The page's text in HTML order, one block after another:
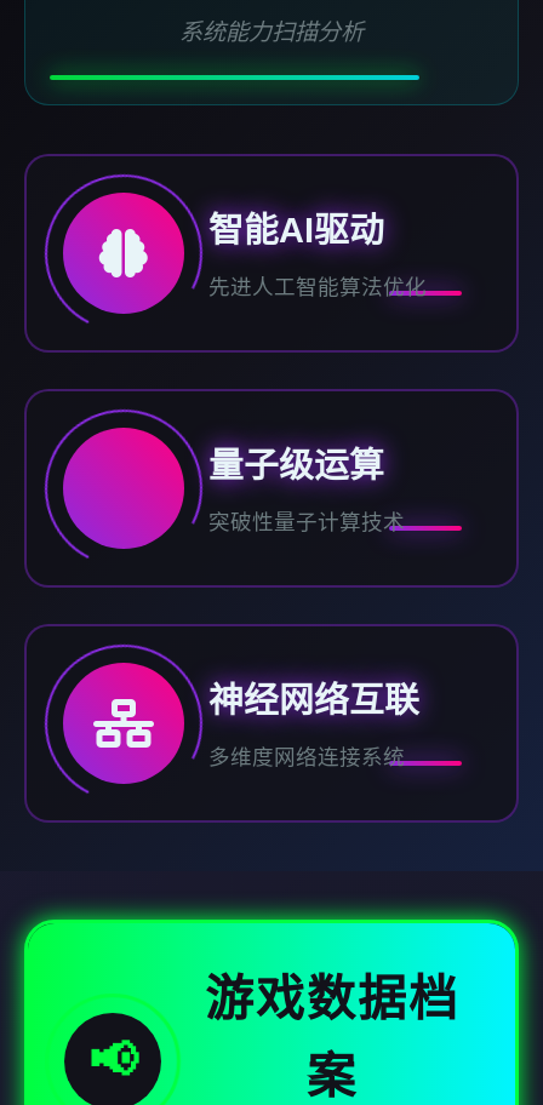
系统能力扫描分析
智能AI驱动
先进人工智能算法优化
量子级运算
突破性量子计算技术
神经网络互联
多维度网络连接系统
📢
游戏数据档
案